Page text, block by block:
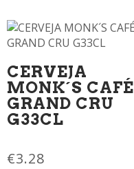
CERVEJA
MONK´S CAFÉ
GRAND CRU
G33CL
€3.28